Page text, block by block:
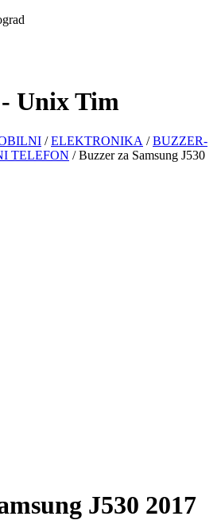
Unix Tim
/ELEKTRONIKA /BUZZER-
TELEFON / Buzzer za Samsung J530
J530 2017